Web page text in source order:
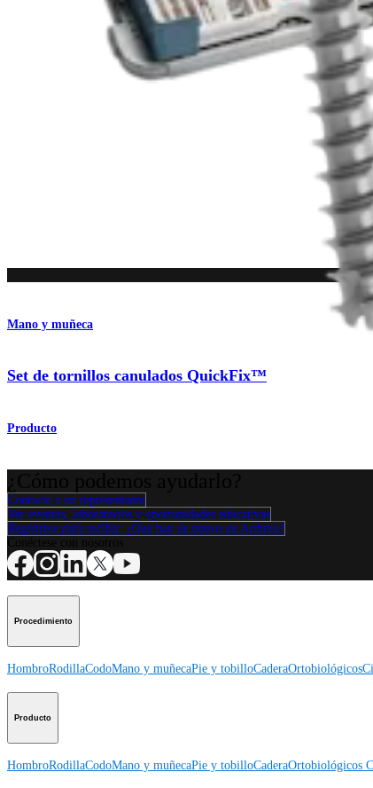
Mano y muñeca
Set de tornillos canulados QuickFix™
Producto
Contacte a un representante
Ver eventos, laboratorios y oportunidades educativas
Regístrese para recibir: ¿Qué hay de nuevo en Arthrex?
Procedimiento
HombroRodillaCodoMano y muñecaPie y tobilloCaderaOrtobiológicos
Producto
HombroRodillaCodoMano y muñecaPie y tobilloCaderaOrtobiológicos